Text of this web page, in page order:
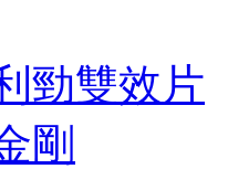
勁雙效片
剛